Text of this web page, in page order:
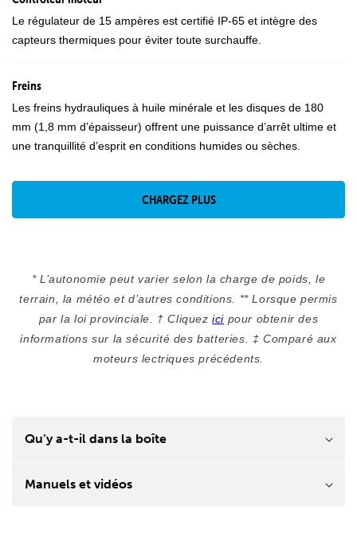
Le régulateur de 15 ampères est certifié IP-65 et intègre des
capteurs thermiques pour éviter toute surchauffe.
Freins
Les freins hydrauliques à huile minérale et les disques de 180
mm (1,8 mm d’épaisseur) offrent une puissance d’arrêt ultime et
une tranquillité d’esprit en conditions humides ou sèches.
CHARGEZ PLUS
* L’autonomie peut varier selon la charge de poids, le
terrain, la météo et d’autres conditions. ** Lorsque permis
par la loi provinciale. † Cliquezici pour obtenir des
informations sur la sécurité des batteries. ‡ Comparé aux
moteurs lectriques précédents.
Qu’y a-t-il dans la boîte
Manuels et vidéos